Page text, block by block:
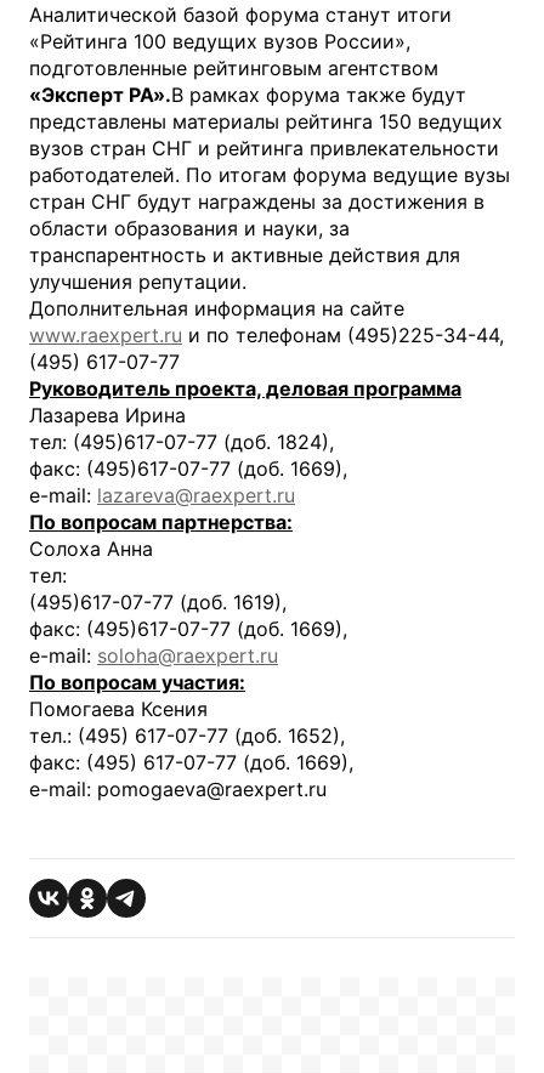
Аналитической базой форума станут итоги
«Рейтинга 100 ведущих вузов России»,
подготовленные рейтинговым агентством
«Эксперт РА».В рамках форума также будут
представлены материалы рейтинга 150 ведущих
вузов стран СНГ и рейтинга привлекательности
работодателей. По итогам форума ведущие вузы
стран СНГ будут награждены за достижения в
области образования и науки, за
транспарентность и активные действия для
улучшения репутации.
Дополнительная информация на сайте
www.raexpert.ru и по телефонам (495)225-34-44,
(495) 617-07-77
Руководитель проекта, деловая программа
Лазарева Ирина
тел: (495)617-07-77 (доб. 1824),
факс: (495)617-07-77 (доб. 1669),
e-mail: lazareva@raexpert.ru
По вопросам партнерства:
Солоха Анна
тел:
(495)617-07-77 (доб. 1619),
факс: (495)617-07-77 (доб. 1669),
e-mail: soloha@raexpert.ru
По вопросам участия:
Помогаева Ксения
тел.: (495) 617-07-77 (доб. 1652),
факс: (495) 617-07-77 (доб. 1669),
e-mail: pomogaeva@raexpert.ru